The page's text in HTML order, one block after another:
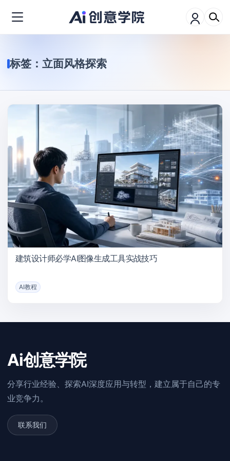
标签： 立面风格探索
建筑设计师必学AI图像生成工具实战技巧
AI教程
Ai创意学院
分享行业经验、探索AI深度应用与转型，建立属于自己的专
业竞争力。
联系我们